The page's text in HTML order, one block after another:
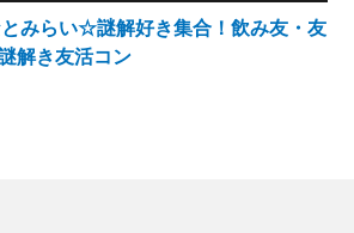
とみらい☆謎解好き集合！飲み友・友
解き友活コン